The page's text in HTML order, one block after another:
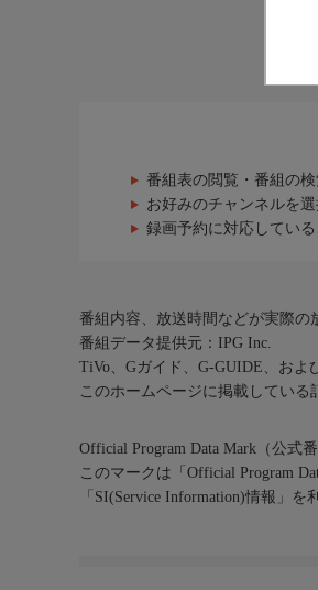
番組表の閲覧・番組の
お好みのチャンネルを
録画予約に対応してい
番組内容、放送時間などが実際の
番組データ提供元：IPG Inc.
TiVo、Gガイド、G-GUIDE、およ
このホームページに掲載している
Official Program Data Mark（公式
このマークは「Official Program
「SI(Service Information)情報」